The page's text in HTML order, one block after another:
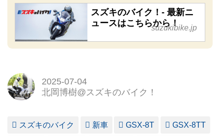
スズキのバイク！- 最新ニ
ュースはこちらから！
suzukibike.jp
2025-07-04
北岡博樹@スズキのバイク！
スズキのバイク 新車 GSX-8T GSX-8TT